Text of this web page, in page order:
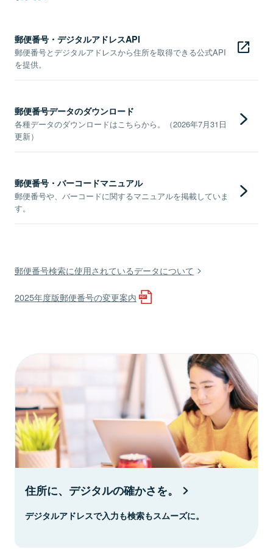
郵便番号・デジタルアドレスAPI
郵便番号とデジタルアドレスから住所を取得できる公式API
を提供。
郵便番号データのダウンロード
各種データのダウンロードはこちらから。（2026年7月31日
更新）
郵便番号・バーコードマニュアル
郵便番号や、バーコードに関するマニュアルを掲載していま
す。
郵便番号検索に使用されているデータについて
2025年度版郵便番号の変更案内
住所に、デジタルの確かさを。
デジタルアドレスで入力も検索もスムーズに。